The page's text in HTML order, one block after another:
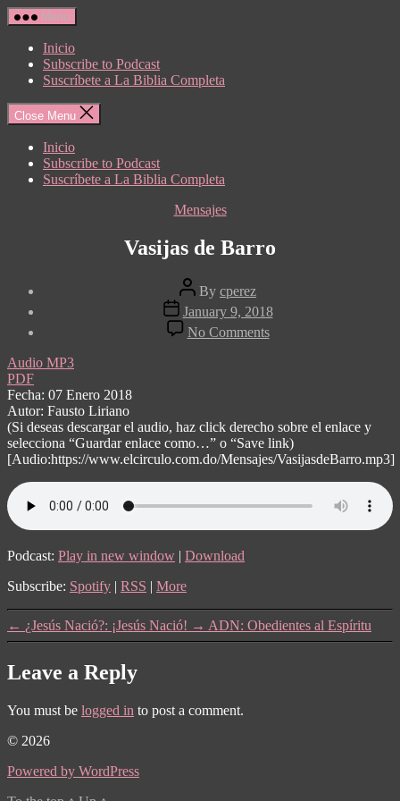
Skip
to
content
Menu
Inicio
Subscribe to Podcast
Suscríbete a La Biblia Completa
Close Menu
Inicio
Subscribe to Podcast
Suscríbete a La Biblia Completa
Categories
Mensajes
Vasijas de Barro
Post
author
By cperez
Post
date
January 9, 2018
No Commentson
Vasijas
Audio MP3
PDF
Fecha: 07 Enero 2018
Autor: Fausto Liriano
(Si deseas descargar el audio, haz click derecho sobre el enlace y
selecciona “Guardar enlace como…” o “Save link)
[Audio:https://www.elcirculo.com.do/Mensajes/VasijasdeBarro.mp3]
Podcast: Play in new window | Download
Subscribe: Spotify | RSS | More
← ¿Jesús Nació?: ¡Jesús Nació! → ADN: Obedientes al Espíritu
Leave a Reply
You must be logged in to post a comment.
© 2026
Powered by WordPress